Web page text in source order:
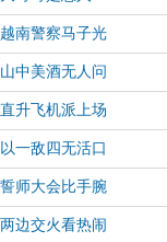
南警察马子光
中美酒无人问
升飞机派上场
一敌四无活口
师大会比手腕
边交火看热闹